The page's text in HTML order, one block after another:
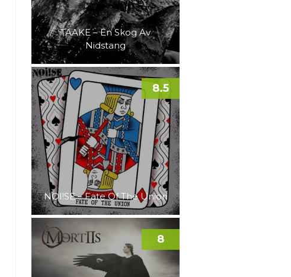
TAAKE – En Skog Av
Nidstang
NOI!SE – Fate Of The Union
8.5
8